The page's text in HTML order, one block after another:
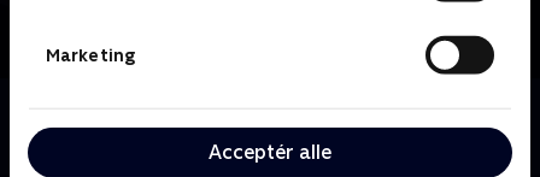
Marketing
Acceptér alle
Se indhold fra TV2 ØST.